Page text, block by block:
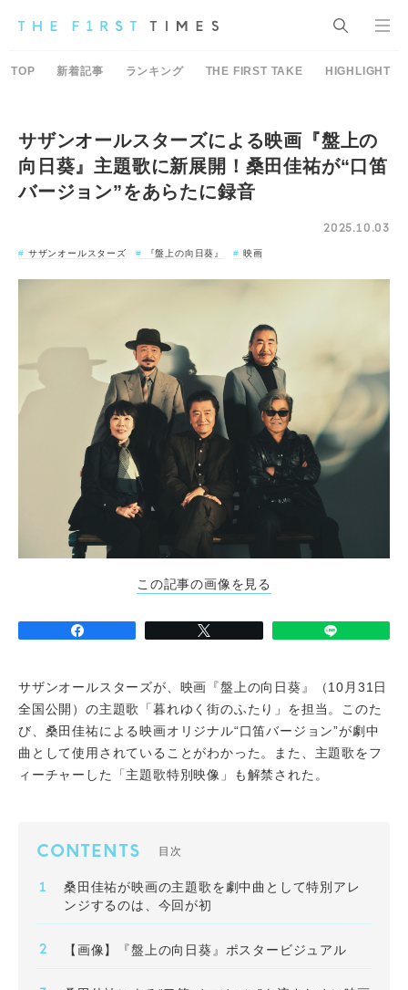
TOP 新着記事 ランキング THE FIRST TAKE HIGHLIGHT
サザンオールスターズによる映画『盤上の
向日葵』主題歌に新展開！桑田佳祐が“口笛
バージョン”をあらたに録音
2025.10.03
サザンオールスターズ 『盤上の向日葵』 映画
この記事の画像を見る
サザンオールスターズが、映画『盤上の向日葵』（10月31日
全国公開）の主題歌「暮れゆく街のふたり」を担当。このた
び、桑田佳祐による映画オリジナル“口笛バージョン”が劇中
曲として使用されていることがわかった。また、主題歌をフ
ィーチャーした「主題歌特別映像」も解禁された。
CONTENTS 目次
桑田佳祐が映画の主題歌を劇中曲として特別アレ
ンジするのは、今回が初
【画像】『盤上の向日葵』ポスタービジュアル